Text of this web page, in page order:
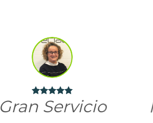
Gran Servicio